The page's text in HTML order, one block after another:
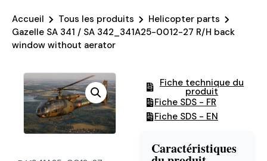
Accueil Tous les produits
Helicopter parts
Gazelle SA 341 / SA 342_341A25-0012-27 R/H back
window without aerator
Fiche technique du
produit
Fiche SDS - FR
Fiche SDS - EN
Caractéristiques